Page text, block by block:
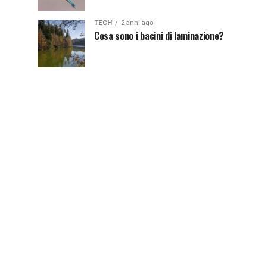
TECH 2 anni ago
Cosa sono i bacini di laminazione?